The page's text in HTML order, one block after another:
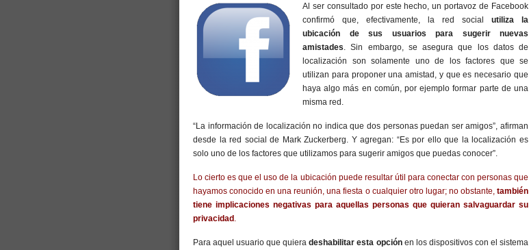
Al ser consultado por este hecho, un portavoz de Facebook
confirmó que, efectivamente, la red social utiliza la
ubicación de sus usuarios para sugerir nuevas
amistades. Sin embargo, se asegura que los datos de
localización son solamente uno de los factores que se
utilizan para proponer una amistad, y que es necesario que
haya algo más en común, por ejemplo formar parte de una
misma red.
“La información de localización no indica que dos personas puedan ser amigos”, afirman
desde la red social de Mark Zuckerberg. Y agregan: “Es por ello que la localización es
solo uno de los factores que utilizamos para sugerir amigos que puedas conocer”.
Lo cierto es que el uso de la ubicación puede resultar útil para conectar con personas que
hayamos conocido en una reunión, una fiesta o cualquier otro lugar; no obstante, también
tiene implicaciones negativas para aquellas personas que quieran salvaguardar su
privacidad.
Para aquel usuario que quieradeshabilitar esta opciónen los dispositivos con el sistema